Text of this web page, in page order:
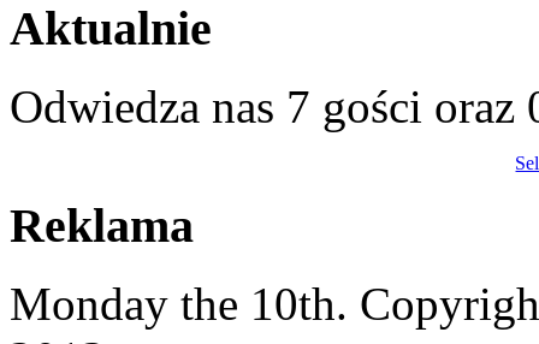
Aktualnie
Odwiedza nas 7 gości
Reklama
Monday the 10th.